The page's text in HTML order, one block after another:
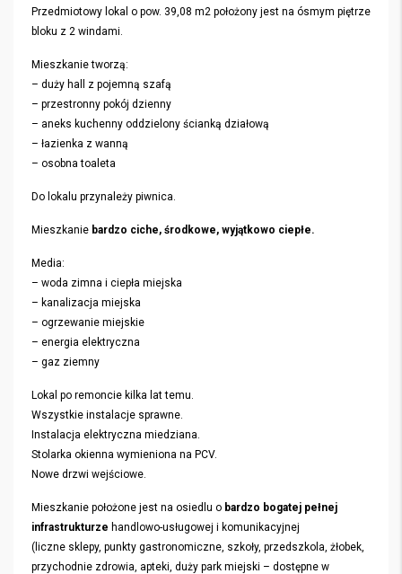
Przedmiotowy lokal o pow. 39,08 m2 położony jest na ósmym piętrze
bloku z 2 windami.
Mieszkanie tworzą:
– duży hall z pojemną szafą
– przestronny pokój dzienny
– aneks kuchenny oddzielony ścianką działową
– łazienka z wanną
– osobna toaleta
Do lokalu przynależy piwnica.
Mieszkanie bardzo ciche, środkowe, wyjątkowo ciepłe.
Media:
– woda zimna i ciepła miejska
– kanalizacja miejska
– ogrzewanie miejskie
– energia elektryczna
– gaz ziemny
Lokal po remoncie kilka lat temu.
Wszystkie instalacje sprawne.
Instalacja elektryczna miedziana.
Stolarka okienna wymieniona na PCV.
Nowe drzwi wejściowe.
Mieszkanie położone jest na osiedlu o bardzo bogatej pełnej
infrastrukturze handlowo-usługowej i komunikacyjnej
(liczne sklepy, punkty gastronomiczne, szkoły, przedszkola, żłobek,
przychodnie zdrowia, apteki, duży park miejski – dostępne w